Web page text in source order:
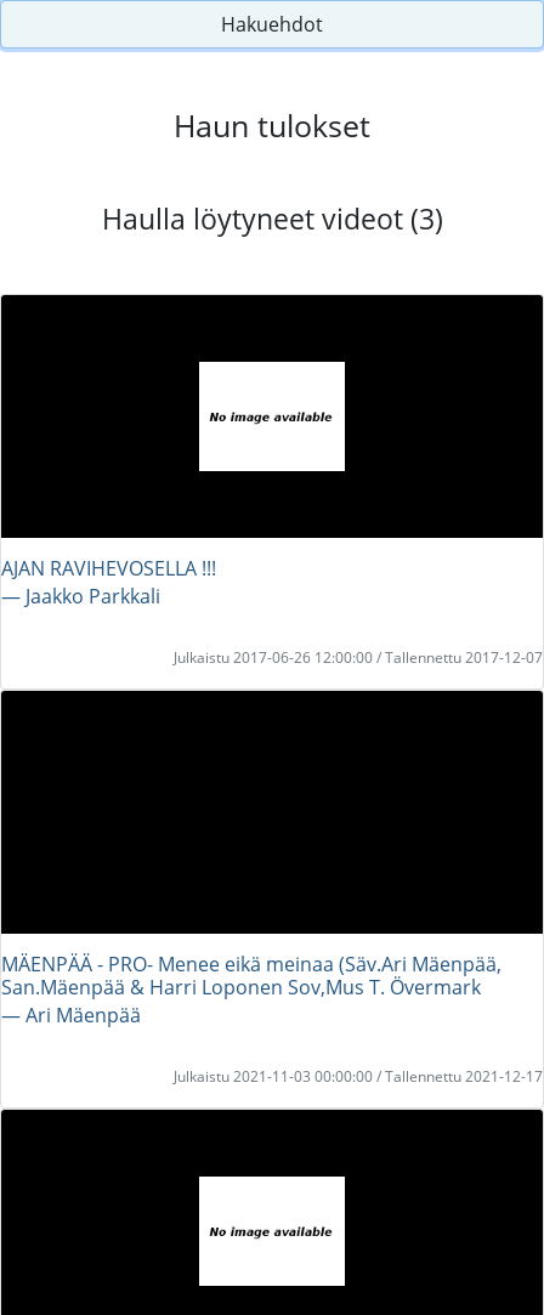
Hakuehdot
Haun tulokset
Haulla löytyneet videot (3)
AJAN RAVIHEVOSELLA !!!
― Jaakko Parkkali
Julkaistu 2017-06-26 12:00:00 / Tallennettu 2017-12-07
MÄENPÄÄ - PRO- Menee eikä meinaa (Säv.Ari Mäenpää,
San.Mäenpää & Harri Loponen Sov,Mus T. Övermark
― Ari Mäenpää
Julkaistu 2021-11-03 00:00:00 / Tallennettu 2021-12-17